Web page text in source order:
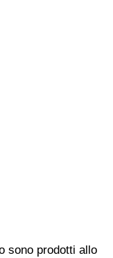
sono prodotti allo